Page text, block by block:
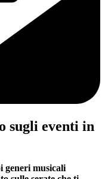
sugli eventi in
generi musicali